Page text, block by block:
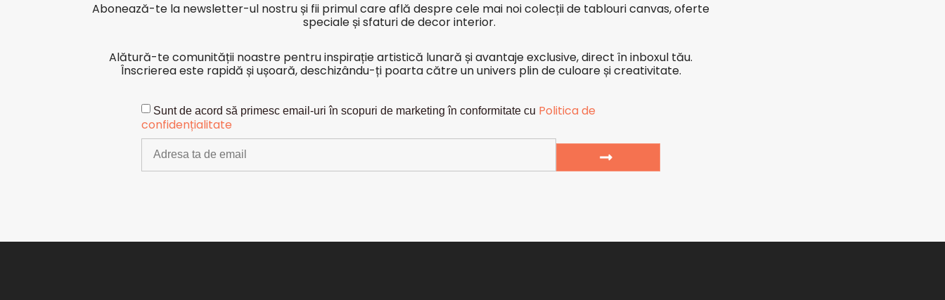
Abonează-te la newsletter-ul nostru și fii primul care află despre cele mai noi colecții de tablouri canvas, oferte
speciale și sfaturi de decor interior.
Alătură-te comunității noastre pentru inspirație artistică lunară și avantaje exclusive, direct în inboxul tău.
Înscrierea este rapidă și ușoară, deschizându-ți poarta către un univers plin de culoare și creativitate.
Sunt de acord să primesc email-uri în scopuri de marketing în conformitate cu Politica de
confidențialitate